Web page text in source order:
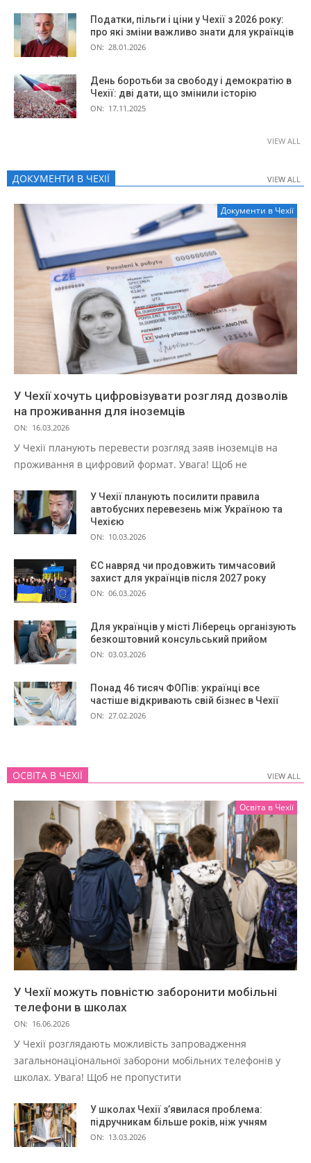
Податки, пільги і ціни у Чехії з 2026 року:
про які зміни важливо знати для українців
ON: 28.01.2026
День боротьби за свободу і демократію в
Чехії: дві дати, що змінили історію
ON: 17.11.2025
VIEW ALL
ДОКУМЕНТИ В ЧЕХІЇ VIEW ALL
Документи в Чехії
У Чехії хочуть цифровізувати розгляд дозволів
на проживання для іноземців
ON: 16.03.2026
У Чехії планують перевести розгляд заяв іноземців на
проживання в цифровий формат. Увага! Щоб не
У Чехії планують посилити правила
автобусних перевезень між Україною та
Чехією
ON: 10.03.2026
ЄС навряд чи продовжить тимчасовий
захист для українців після 2027 року
ON: 06.03.2026
Для українців у місті Ліберець організують
безкоштовний консульський прийом
ON: 03.03.2026
Понад 46 тисяч ФОПів: українці все
частіше відкривають свій бізнес в Чехії
ON: 27.02.2026
VIEW ALL
ОСВІТА В ЧЕХІЇ VIEW ALL
Освіта в Чехії
У Чехії можуть повністю заборонити мобільні
телефони в школах
ON: 16.06.2026
У Чехії розглядають можливість запровадження
загальнонаціональної заборони мобільних телефонів у
школах. Увага! Щоб не пропустити
У школах Чехії з’явилася проблема:
підручникам більше років, ніж учням
ON: 13.03.2026
VIEW ALL